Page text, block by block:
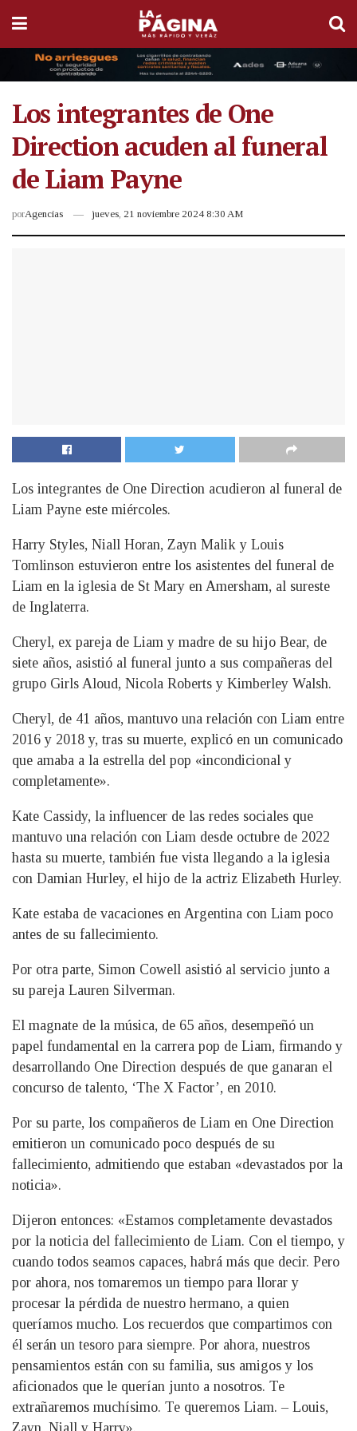
Los integrantes de One
Direction acuden al funeral
de Liam Payne
porAgencias jueves, 21 noviembre 2024 8:30 AM
Los integrantes de One Direction acudieron al funeral de
Liam Payne este miércoles.
Harry Styles, Niall Horan, Zayn Malik y Louis
Tomlinson estuvieron entre los asistentes del funeral de
Liam en la iglesia de St Mary en Amersham, al sureste
de Inglaterra.
Cheryl, ex pareja de Liam y madre de su hijo Bear, de
siete años, asistió al funeral junto a sus compañeras del
grupo Girls Aloud, Nicola Roberts y Kimberley Walsh.
Cheryl, de 41 años, mantuvo una relación con Liam entre
2016 y 2018 y, tras su muerte, explicó en un comunicado
que amaba a la estrella del pop «incondicional y
completamente».
Kate Cassidy, la influencer de las redes sociales que
mantuvo una relación con Liam desde octubre de 2022
hasta su muerte, también fue vista llegando a la iglesia
con Damian Hurley, el hijo de la actriz Elizabeth Hurley.
Kate estaba de vacaciones en Argentina con Liam poco
antes de su fallecimiento.
Por otra parte, Simon Cowell asistió al servicio junto a
su pareja Lauren Silverman.
El magnate de la música, de 65 años, desempeñó un
papel fundamental en la carrera pop de Liam, firmando y
desarrollando One Direction después de que ganaran el
concurso de talento, ‘The X Factor’, en 2010.
Por su parte, los compañeros de Liam en One Direction
emitieron un comunicado poco después de su
fallecimiento, admitiendo que estaban «devastados por la
noticia».
Dijeron entonces: «Estamos completamente devastados
por la noticia del fallecimiento de Liam. Con el tiempo, y
cuando todos seamos capaces, habrá más que decir. Pero
por ahora, nos tomaremos un tiempo para llorar y
procesar la pérdida de nuestro hermano, a quien
queríamos mucho. Los recuerdos que compartimos con
él serán un tesoro para siempre. Por ahora, nuestros
pensamientos están con su familia, sus amigos y los
aficionados que le querían junto a nosotros. Te
extrañaremos muchísimo. Te queremos Liam. – Louis,